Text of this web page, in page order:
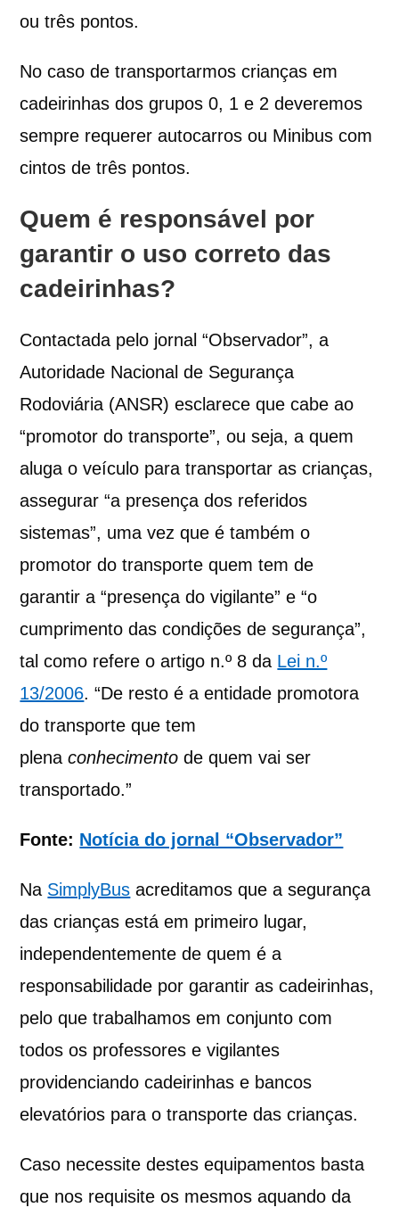
ou três pontos.
No caso de transportarmos crianças em
cadeirinhas dos grupos 0, 1 e 2 deveremos
sempre requerer autocarros ou Minibus com
cintos de três pontos.
Quem é responsável por
garantir o uso correto das
cadeirinhas?
Contactada pelo jornal “Observador”, a
Autoridade Nacional de Segurança
Rodoviária (ANSR) esclarece que cabe ao
“promotor do transporte”, ou seja, a quem
aluga o veículo para transportar as crianças,
assegurar “a presença dos referidos
sistemas”, uma vez que é também o
promotor do transporte quem tem de
garantir a “presença do vigilante” e “o
cumprimento das condições de segurança”,
tal como refere o artigo n.º 8 da Lei n.º
13/2006. “De resto é a entidade promotora
do transporte que tem
plenaconhecimento de quem vai ser
transportado.”
Fonte: Notícia do jornal “Observador”
Na SimplyBus acreditamos que a segurança
das crianças está em primeiro lugar,
independentemente de quem é a
responsabilidade por garantir as cadeirinhas,
pelo que trabalhamos em conjunto com
todos os professores e vigilantes
providenciando cadeirinhas e bancos
elevatórios para o transporte das crianças.
Caso necessite destes equipamentos basta
que nos requisite os mesmos aquando da